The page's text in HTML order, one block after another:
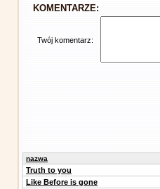
KOMENTARZE:
Twój komentarz:
nazwa
Truth to you
Like Before is gone